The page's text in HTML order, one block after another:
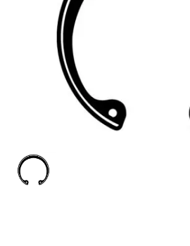
Nut, Clip, Snap
Noong 1991 |